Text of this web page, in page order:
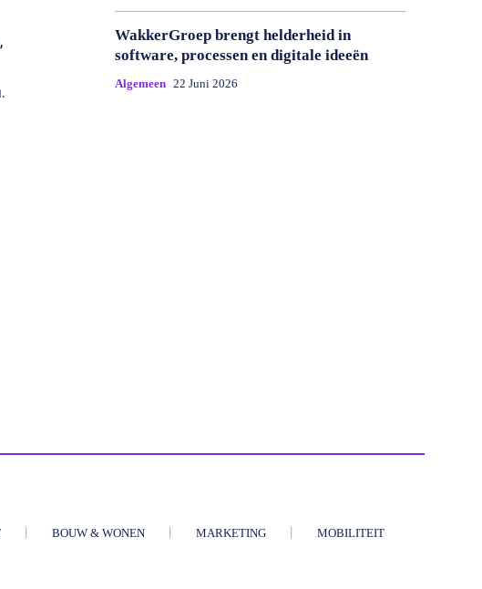
WakkerGroep brengt helderheid in
software, processen en digitale ideeën
Algemeen 22 Juni 2026
BOUW & WONEN MARKETING MOBILITEIT